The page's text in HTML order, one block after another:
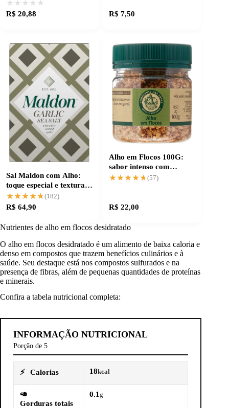
★★★★★
★★★★★
R$ 20,88 R$ 7,50
Sal Maldon com Alho:
toque especial e textura
crocante
★★★★★
★★★★★ (182)
R$ 64,90
Alho em Flocos 100G:
sabor intenso com
praticidade na cozinha
★★★★★
★★★★★(57)
R$ 22,00
Nutrientes de alho em flocos desidratado
O alho em flocos desidratado é um alimento de baixa caloria e
denso em compostos que trazem benefícios culinários e à
saúde. Seu destaque está nos compostos sulfurados e na
presença de fibras, além de pequenas quantidades de proteínas
e minerais.
Confira a tabela nutricional completa:
INFORMAÇÃO NUTRICIONAL
Porção de 5
⚡ Calorias 18kcal
🥑
Gorduras totais
0.1 g